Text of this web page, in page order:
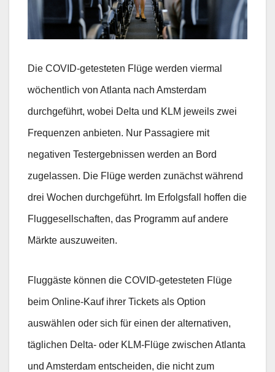
Die COVID-getesteten Flüge werden viermal
wöchentlich von Atlanta nach Amsterdam
durchgeführt, wobei Delta und KLM jeweils zwei
Frequenzen anbieten. Nur Passagiere mit
negativen Testergebnissen werden an Bord
zugelassen. Die Flüge werden zunächst während
drei Wochen durchgeführt. Im Erfolgsfall hoffen die
Fluggesellschaften, das Programm auf andere
Märkte auszuweiten.
Fluggäste können die COVID-getesteten Flüge
beim Online-Kauf ihrer Tickets als Option
auswählen oder sich für einen der alternativen,
täglichen Delta- oder KLM-Flüge zwischen Atlanta
und Amsterdam entscheiden, die nicht zum